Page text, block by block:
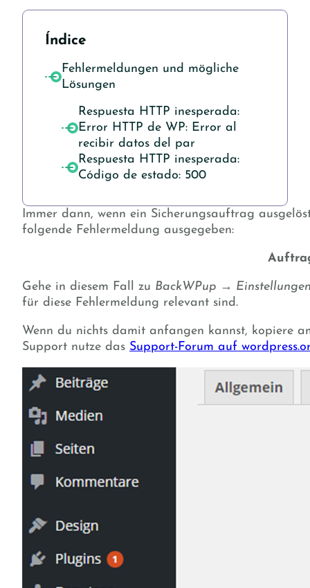
Índice
Fehlermeldungen und mögliche
Lösungen
Respuesta HTTP inesperada:
Error HTTP de WP: Error al
recibir datos del par
Respuesta HTTP inesperada:
Código de estado: 500
Immer dann, wenn ein Sicherungsauftrag
folgende Fehlermeldung ausgegeben:
Gehe in diesem Fall zu BackWPup →
für diese Fehlermeldung relevant sind.
Wenn du nichts damit anfangen kannst, kopiere
Support nutze das Support-Forum auf